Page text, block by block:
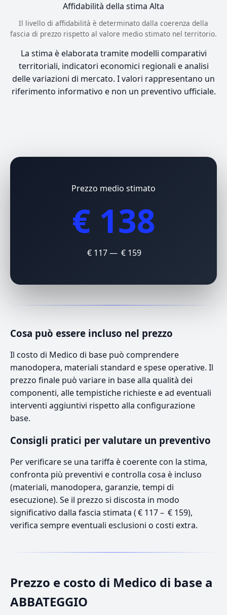
Affidabilità della stima Alta
Il livello di affidabilità è determinato dalla coerenza della
fascia di prezzo rispetto al valore medio stimato nel territorio.
La stima è elaborata tramite modelli comparativi
territoriali, indicatori economici regionali e analisi
delle variazioni di mercato. I valori rappresentano un
riferimento informativo e non un preventivo ufficiale.
Prezzo medio stimato
€ 138
€ 117 — € 159
Cosa può essere incluso nel prezzo
Il costo di Medico di base può comprendere
manodopera, materiali standard e spese operative. Il
prezzo finale può variare in base alla qualità dei
componenti, alle tempistiche richieste e ad eventuali
interventi aggiuntivi rispetto alla configurazione
base.
Consigli pratici per valutare un preventivo
Per verificare se una tariffa è coerente con la stima,
confronta più preventivi e controlla cosa è incluso
(materiali, manodopera, garanzie, tempi di
esecuzione). Se il prezzo si discosta in modo
significativo dalla fascia stimata ( € 117 – € 159),
verifica sempre eventuali esclusioni o costi extra.
Prezzo e costo di Medico di base a
ABBATEGGIO